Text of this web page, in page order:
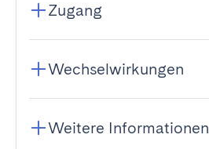
Zugang
Wechselwirkungen
Weitere Informationen